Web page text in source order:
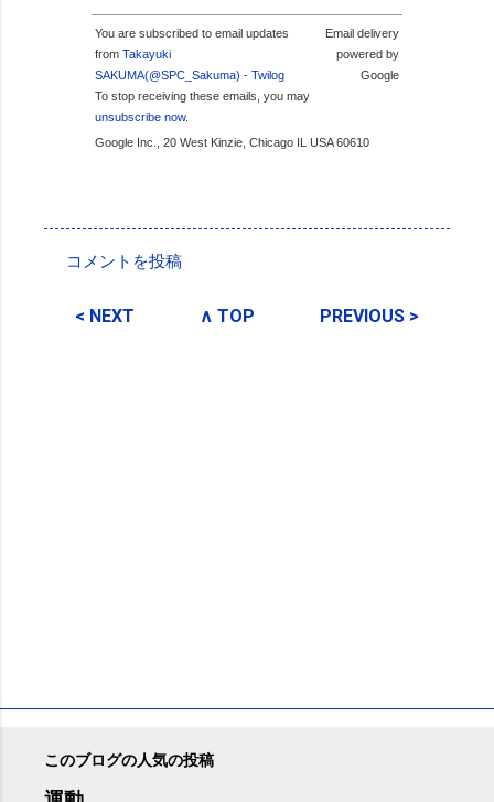
You are subscribed to email updates
from Takayuki
SAKUMA(@SPC_Sakuma) - Twilog
To stop receiving these emails, you may
unsubscribe now.
Email delivery
powered by
Google
Google Inc., 20 West Kinzie, Chicago IL USA 60610
メ
コメントを投稿
< NEXT ∧ TOP PREVIOUS >
このブログの人気の投稿